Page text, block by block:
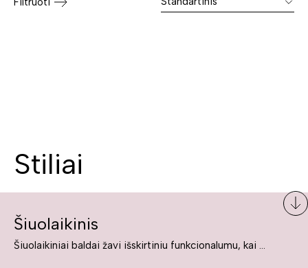
Stiliai
Šiuolaikinis
Šiuolaikiniai baldai žavi išskirtiniu funkcionalumu, kai kurie jų pelnytai net pavadinami meno kūriniais, nes jie tikrai yra išskirtiniai, originalūs ir puikiai atliepiantys į šiuolaikinių žmonių poreikius bei gyvenimo būdo ypatumus.